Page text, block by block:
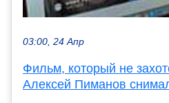
03:00, 24 Апр
Фильм, который не
Алексей Пиманов